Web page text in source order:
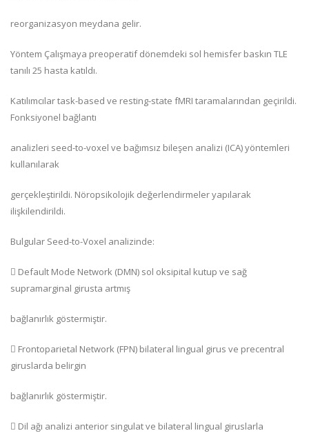
reorganizasyon meydana gelir.
Yöntem Çalışmaya preoperatif dönemdeki sol hemisfer baskın TLE
tanılı 25 hasta katıldı.
Katılımcılar task-based ve resting-state fMRI taramalarından geçirildi.
Fonksiyonel bağlantı
analizleri seed-to-voxel ve bağımsız bileşen analizi (ICA) yöntemleri
kullanılarak
gerçekleştirildi. Nöropsikolojik değerlendirmeler yapılarak
ilişkilendirildi.
Bulgular Seed-to-Voxel analizinde:
 Default Mode Network (DMN) sol oksipital kutup ve sağ
supramarginal girusta artmış
bağlanırlık göstermiştir.
 Frontoparietal Network (FPN) bilateral lingual girus ve precentral
giruslarda belirgin
bağlanırlık göstermiştir.
 Dil ağı analizi anterior singulat ve bilateral lingual giruslarla